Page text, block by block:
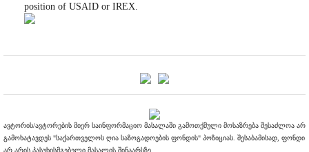
position of USAID or IREX.
ავტორის/ავტორების მიერ საინფორმაციო მასალაში გამოთქმული მოსაზრება შესაძლოა არ
გამოხატავდეს "საქართველოს ღია საზოგადოების ფონდის" პოზიციას. შესაბამისად, ფონდი
არ არის პასუხისმგებელი მასალის შინაარსზე.